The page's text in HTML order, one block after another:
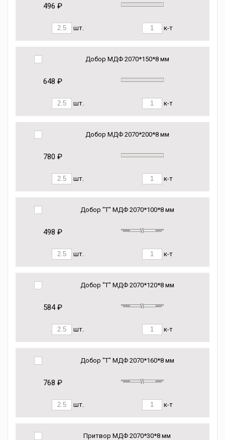
496 ₽
шт. к-т
Добор МДФ 2070*150*8 мм
648 ₽
шт. к-т
Добор МДФ 2070*200*8 мм
780 ₽
шт. к-т
Добор "Т" МДФ 2070*100*8 мм
498 ₽
шт. к-т
Добор "Т" МДФ 2070*120*8 мм
584 ₽
шт. к-т
Добор "Т" МДФ 2070*160*8 мм
768 ₽
шт. к-т
Притвор МДФ 2070*30*8 мм